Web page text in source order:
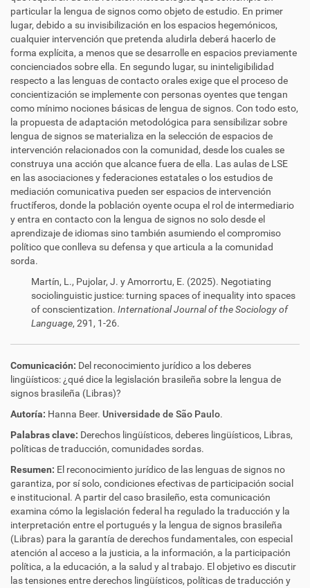
particular la lengua de signos como objeto de estudio. En primer
lugar, debido a su invisibilización en los espacios hegemónicos,
cualquier intervención que pretenda aludirla deberá hacerlo de
forma explícita, a menos que se desarrolle en espacios previamente
concienciados sobre ella. En segundo lugar, su ininteligibilidad
respecto a las lenguas de contacto orales exige que el proceso de
concientización se implemente con personas oyentes que tengan
como mínimo nociones básicas de lengua de signos. Con todo esto,
la propuesta de adaptación metodológica para sensibilizar sobre
lengua de signos se materializa en la selección de espacios de
intervención relacionados con la comunidad, desde los cuales se
construya una acción que alcance fuera de ella. Las aulas de LSE
en las asociaciones y federaciones estatales o los estudios de
mediación comunicativa pueden ser espacios de intervención
fructíferos, donde la población oyente ocupa el rol de intermediario
y entra en contacto con la lengua de signos no solo desde el
aprendizaje de idiomas sino también asumiendo el compromiso
político que conlleva su defensa y que articula a la comunidad
sorda.
Martín, L., Pujolar, J. y Amorrortu, E. (2025). Negotiating
sociolinguistic justice: turning spaces of inequality into spaces
of conscientization. International Journal of the Sociology of
Language, 291, 1-26.
Comunicación: Del reconocimiento jurídico a los deberes
lingüísticos: ¿qué dice la legislación brasileña sobre la lengua de
signos brasileña (Libras)?
Autoría: Hanna Beer. Universidade de São Paulo.
Palabras clave: Derechos lingüísticos, deberes lingüísticos, Libras,
políticas de traducción, comunidades sordas.
Resumen: El reconocimiento jurídico de las lenguas de signos no
garantiza, por sí solo, condiciones efectivas de participación social
e institucional. A partir del caso brasileño, esta comunicación
examina cómo la legislación federal ha regulado la traducción y la
interpretación entre el portugués y la lengua de signos brasileña
(Libras) para la garantía de derechos fundamentales, con especial
atención al acceso a la justicia, a la información, a la participación
política, a la educación, a la salud y al trabajo. El objetivo es discutir
las tensiones entre derechos lingüísticos, políticas de traducción y